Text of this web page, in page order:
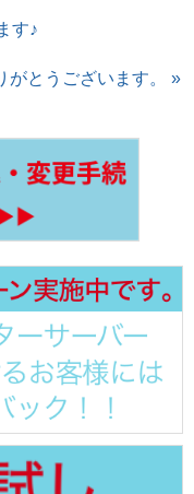
す♪
がとうございます。 »